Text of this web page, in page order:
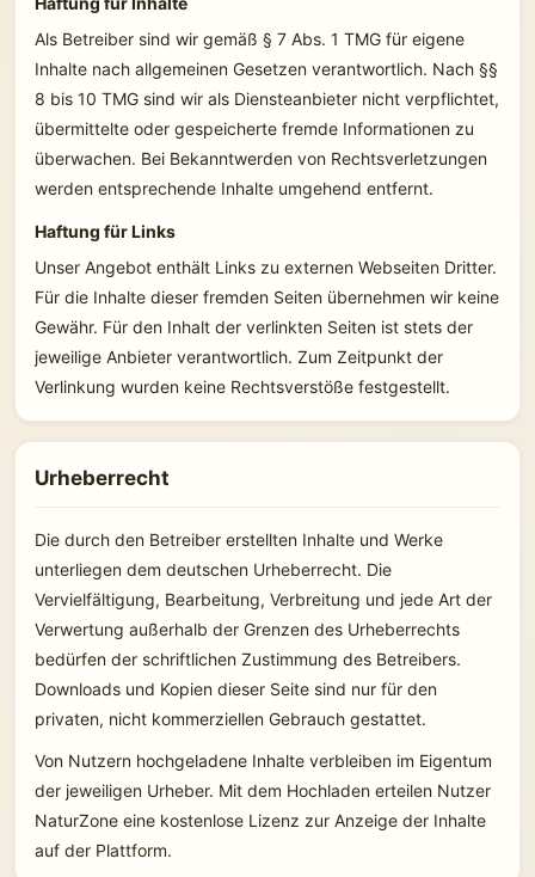
Als Betreiber sind wir gemäß § 7 Abs. 1 TMG für eigene
Inhalte nach allgemeinen Gesetzen verantwortlich. Nach §§
8 bis 10 TMG sind wir als Diensteanbieter nicht verpflichtet,
übermittelte oder gespeicherte fremde Informationen zu
überwachen. Bei Bekanntwerden von Rechtsverletzungen
werden entsprechende Inhalte umgehend entfernt.
Haftung für Links
Unser Angebot enthält Links zu externen Webseiten Dritter.
Für die Inhalte dieser fremden Seiten übernehmen wir keine
Gewähr. Für den Inhalt der verlinkten Seiten ist stets der
jeweilige Anbieter verantwortlich. Zum Zeitpunkt der
Verlinkung wurden keine Rechtsverstöße festgestellt.
Urheberrecht
Die durch den Betreiber erstellten Inhalte und Werke
unterliegen dem deutschen Urheberrecht. Die
Vervielfältigung, Bearbeitung, Verbreitung und jede Art der
Verwertung außerhalb der Grenzen des Urheberrechts
bedürfen der schriftlichen Zustimmung des Betreibers.
Downloads und Kopien dieser Seite sind nur für den
privaten, nicht kommerziellen Gebrauch gestattet.
Von Nutzern hochgeladene Inhalte verbleiben im Eigentum
der jeweiligen Urheber. Mit dem Hochladen erteilen Nutzer
NaturZone eine kostenlose Lizenz zur Anzeige der Inhalte
auf der Plattform.